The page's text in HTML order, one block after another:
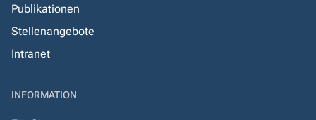
Publikationen
Stellenangebote
Intranet
INFORMATION